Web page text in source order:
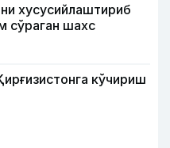
хусусийлаштириб
сўраган шахс
кўчириш